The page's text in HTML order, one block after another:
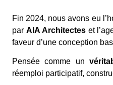
Fin 2024, nous avons eu
par AIA Architecteset
faveur d’une conception
Pensée comme un
réemploi participatif,